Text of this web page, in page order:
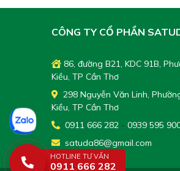
CÔNG TY CỔ PHẦN
86, đường B21, KDC 91B,
Kiều, TP Cần Thơ
298 Nguyễn Văn Linh,
Kiều, TP Cần Thơ
0911 666 282 - 0939 595
satuda86@gmail.com
HOTLINE TƯ VẤN
0911 666 282